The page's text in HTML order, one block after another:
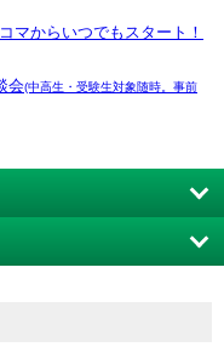
マからいつでもスタート！
会(中高生・受験生対象随時。事前